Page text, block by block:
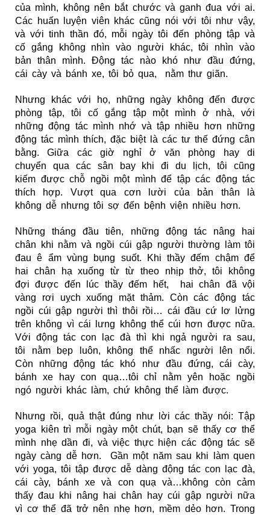
của mình, không nên bắt chước và ganh đua với ai.
Các huấn luyện viên khác cũng nói với tôi như vậy,
và với tinh thần đó, mỗi ngày tôi đến phòng tập và
cố gắng không nhìn vào người khác, tôi nhìn vào
bản thân mình. Động tác nào khó như đầu đứng,
cái cày và bánh xe, tôi bỏ qua, nằm thư giãn.
Nhưng khác với họ, những ngày không đến được
phòng tập, tôi cố gắng tập một mình ở nhà, với
những động tác mình nhớ và tập nhiều hơn những
động tác mình thích, đặc biệt là các tư thế đứng cân
bằng. Giữa các giờ nghỉ ở văn phòng hay di
chuyển qua các sân bay khi đi du lịch, tôi cũng
kiếm được chỗ ngồi một mình để tập các động tác
thích hợp. Vượt qua cơn lười của bản thân là
không dễ nhưng tôi sợ đến bệnh viện nhiều hơn.
Những tháng đầu tiên, những động tác nâng hai
chân khi nằm và ngồi cúi gập người thường làm tôi
đau ê ẩm vùng bụng suốt. Khi thầy đếm chậm để
hai chân hạ xuống từ từ theo nhịp thở, tôi không
đợi được đến lúc thầy đếm hết, hai chân đã vội
vàng rơi uỵch xuống mặt thảm. Còn các động tác
ngồi cúi gập người thì thôi rồi… cái đầu cứ lơ lửng
trên không vì cái lưng không thể cúi hơn được nữa.
Với động tác con lạc đà thì khi ngả người ra sau,
tôi nằm bẹp luôn, không thể nhấc người lên nổi.
Còn những động tác khó như đầu đứng, cái cày,
bánh xe hay con quạ…tôi chỉ nằm yên hoặc ngồi
ngó người khác làm, chứ không thể làm được.
Nhưng rồi, quả thật đúng như lời các thầy nói: Tập
yoga kiên trì mỗi ngày một chút, bạn sẽ thấy cơ thể
mình nhẹ dần đi, và việc thực hiện các động tác sẽ
ngày càng dễ hơn. Gần một năm sau khi làm quen
với yoga, tôi tập được dễ dàng động tác con lạc đà,
cái cày, bánh xe và con quạ và…không còn cảm
thấy đau khi nâng hai chân hay cúi gập người nữa
vì cơ thể đã trở nên nhẹ hơn, mềm dẻo hơn. Trong